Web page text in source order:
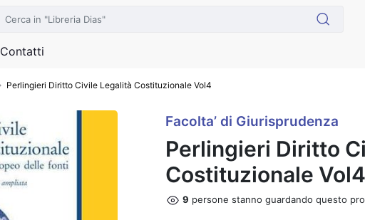
Contatti
Perlingieri Diritto Civile Legalità Costituzionale Vol4
Facolta’ di Giurisprudenza
Perlingieri Diritto
Costituzionale Vol4
9 persone stanno guardando questo